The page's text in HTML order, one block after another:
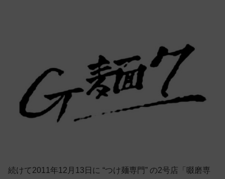
続けて2011年12月13日に “つけ麺専門” の2号店「啜磨専